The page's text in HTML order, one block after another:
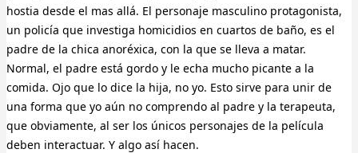
hostia desde el mas allá. El personaje masculino protagonista,
un policía que investiga homicidios en cuartos de baño, es el
padre de la chica anoréxica, con la que se lleva a matar.
Normal, el padre está gordo y le echa mucho picante a la
comida. Ojo que lo dice la hija, no yo. Esto sirve para unir de
una forma que yo aún no comprendo al padre y la terapeuta,
que obviamente, al ser los únicos personajes de la película
deben interactuar. Y algo así hacen.